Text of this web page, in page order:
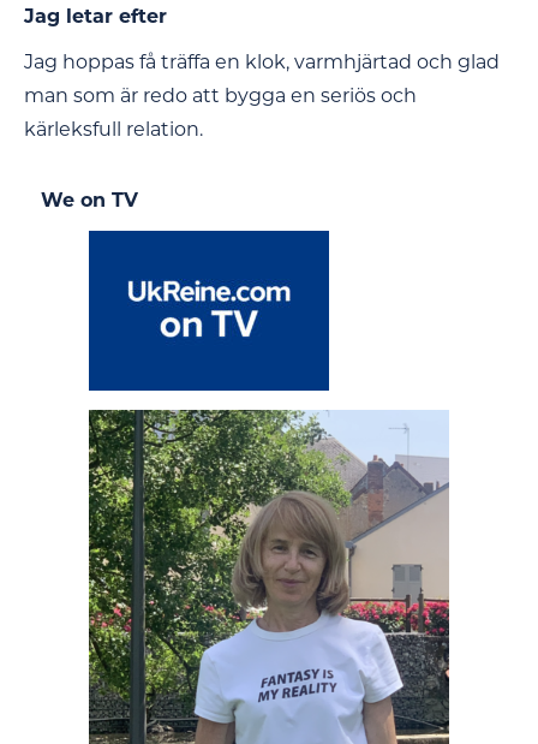
Jag letar efter
Jag hoppas få träffa en klok, varmhjärtad och glad
man som är redo att bygga en seriös och
kärleksfull relation.
We on TV